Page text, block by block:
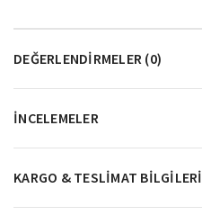
DEĞERLENDIRMELER (0)
İNCELEMELER
KARGO & TESLIMAT BILGILERI